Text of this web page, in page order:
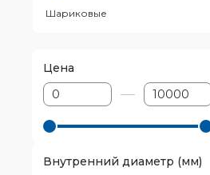
Шариковые
Цена
Внутренний диаметр (мм)